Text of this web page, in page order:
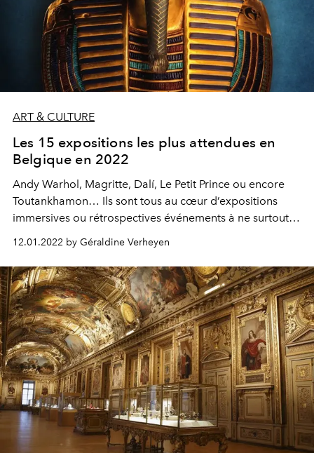
ART & CULTURE
Les 15 expositions les plus attendues en
Belgique en 2022
Andy Warhol, Magritte, Dalí, Le Petit Prince ou encore
Toutankhamon… Ils sont tous au cœur d’expositions
immersives ou rétrospectives événements à ne surtout
pas manquer en 2022, d’Anvers à Liège en passant par
12.01.2022 by Géraldine Verheyen